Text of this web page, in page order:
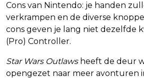
Cons van Nintendo: je handen
verkrampen en de diverse
cons geven je lang niet dezelfde
(Pro) Controller.
Star Wars Outlawsheeft de deur
opengezet naar meer avonturen